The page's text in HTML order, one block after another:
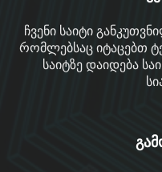
ჩვენი საიტი
რომლებსაც იტაცებთ
საიტზე დაიდება